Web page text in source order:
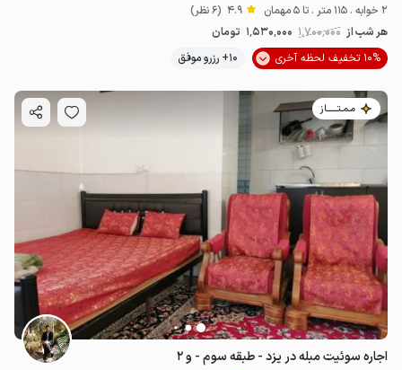
2 خوابه . 115 متر . تا 5 مهمان 4.9 (6 نظر)
هر شب از 1٬700٬000 1٬530٬000 تومان
10% تخفیف لحظه آخری
10+ رزرو موفق
مـمـتــــــاز
اجاره سوئیت مبله در یزد - طبقه سوم - و ۲